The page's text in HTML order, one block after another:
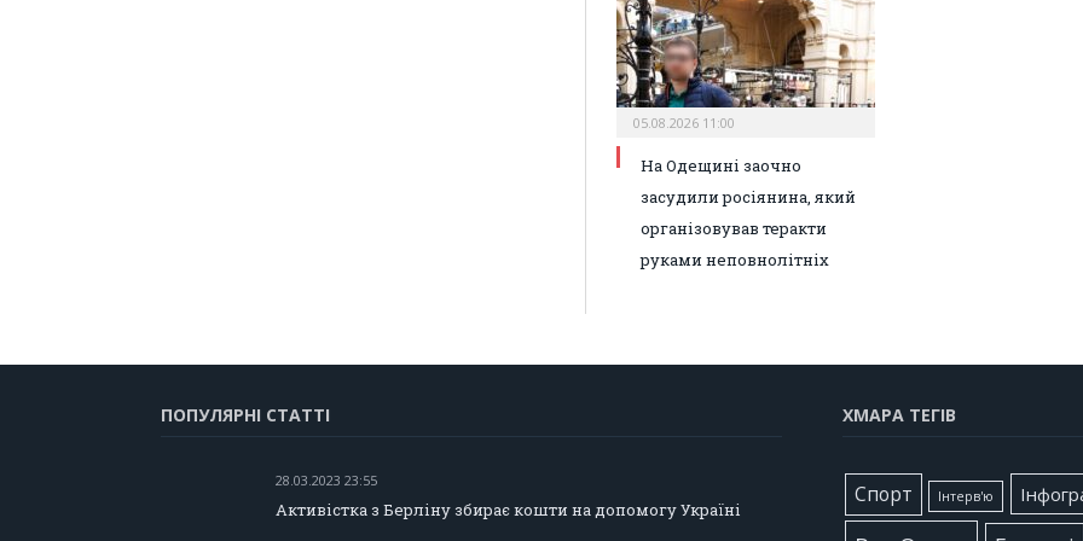
05.08.2026 11:00
На Одещині заочно
засудили росіянина, який
організовував теракти
руками неповнолітніх
ПОПУЛЯРНІ СТАТТІ
28.03.2023 23:55
Активістка з Берліну збирає кошти на допомогу Україні
ХМАРА ТЕГІВ
Cпорт Інтерв'ю